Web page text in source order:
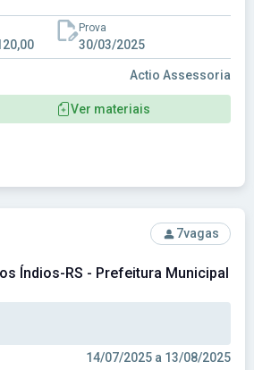
Prova
30/03/2025
Actio Assessoria
Ver materiais
de Rio dos Índios-RS - Prefeitura
7vagas
Índios-RS - Prefeitura Municipal de
14/07/2025 a 13/08/2025